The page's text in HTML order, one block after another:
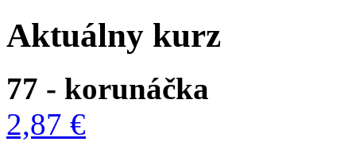
Aktuálny kurz
77 - korunáčka
2,87 €